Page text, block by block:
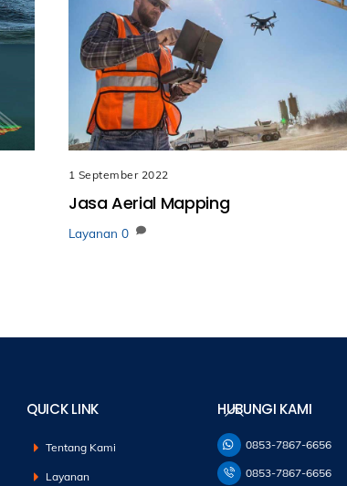
1 September 2022
Jasa Aerial Mapping
Layanan 0
Back
Top
QUICK LINK
Tentang Kami
Layanan
HUBUNGI KAMI
0853-7867-6656
0853-7867-6656